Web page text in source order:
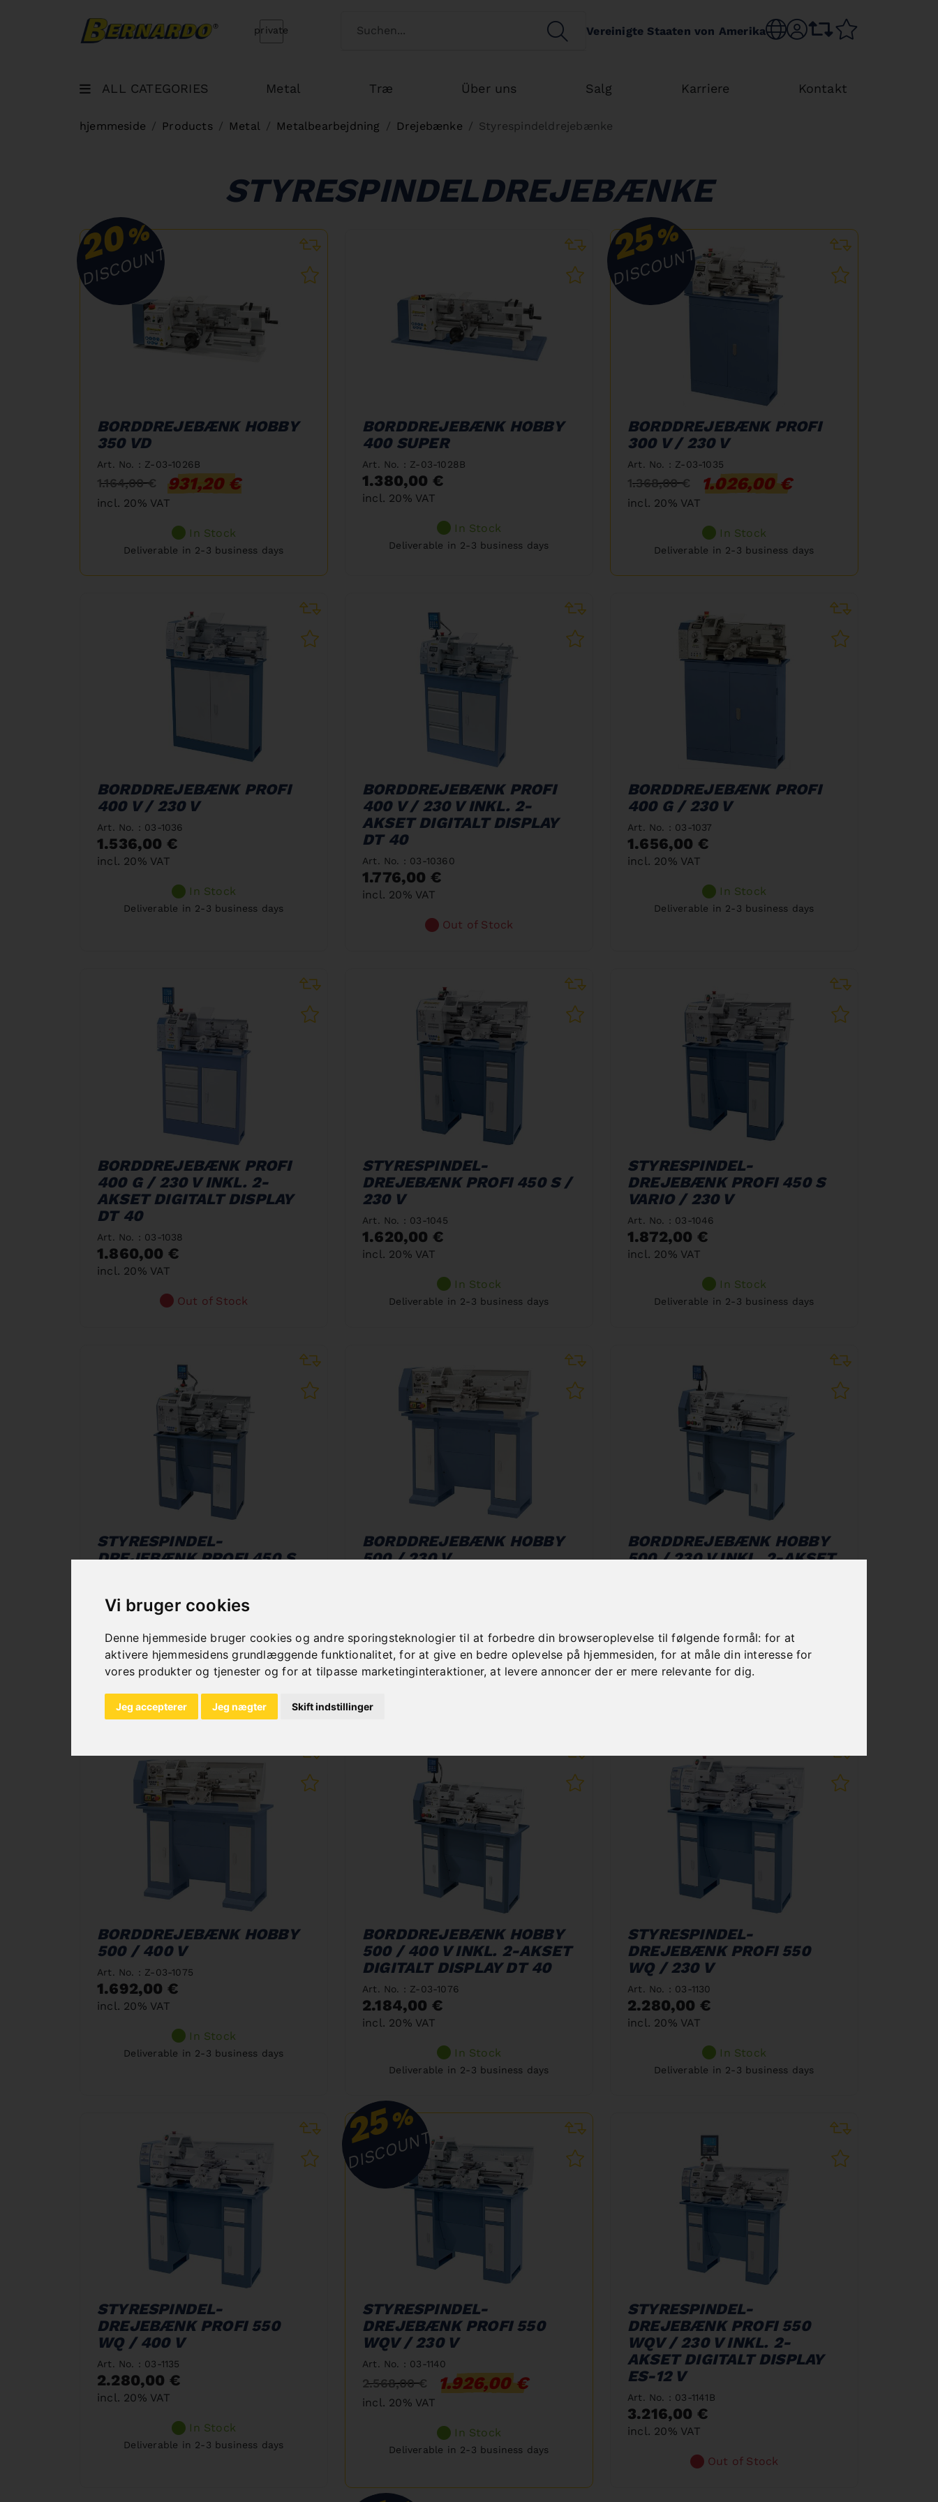
Vi bruger cookies
Denne hjemmeside bruger cookies og andre sporingsteknologier til at forbedre din browseroplevelse til følgende formål: for at
aktivere hjemmesidens grundlæggende funktionalitet,for at give en bedre oplevelse på hjemmesiden, for at måle din interesse for
vores produkter og tjenester og for at tilpasse marketinginteraktioner,at levere annoncer der er mere relevante for dig.
Jeg accepterer Jeg nægter Skift indstillinger
Bernardo Home Switch customertype
private SEARCHVereinigte Staaten von Amerika Choose language
sr.accountcomparison list
ALL CATEGORIES Metal Træ Über uns Salg Karriere Kontakt
hjemmeside Products Metal Metalbearbejdning Drejebænke Styrespindeldrejebænke
STYRESPINDELDREJEBÆNKE
20%
DISCOUNT
BORDDREJEBÆNK HOBBY
350 VD
Art. No. : Z-03-1026B
1.164,00 € 931,20 €
incl. 20% VAT
In Stock
Deliverable in 2-3 business days
BORDDREJEBÆNK HOBBY
400 SUPER
Art. No. : Z-03-1028B
1.380,00 €
incl. 20% VAT
In Stock
Deliverable in 2-3 business days
25%
DISCOUNT
BORDDREJEBÆNK PROFI
300 V / 230 V
Art. No. : Z-03-1035
1.368,00 € 1.026,00 €
incl. 20% VAT
In Stock
Deliverable in 2-3 business days
BORDDREJEBÆNK PROFI
400 V / 230 V
Art. No. : 03-1036
1.536,00 €
incl. 20% VAT
In Stock
Deliverable in 2-3 business days
BORDDREJEBÆNK PROFI
400 V / 230 V INKL. 2-
AKSET DIGITALT DISPLAY
DT 40
Art. No. : 03-10360
1.776,00 €
incl. 20% VAT
Out of Stock
BORDDREJEBÆNK PROFI
400 G / 230 V
Art. No. : 03-1037
1.656,00 €
incl. 20% VAT
In Stock
Deliverable in 2-3 business days
BORDDREJEBÆNK PROFI
400 G / 230 V INKL. 2-
AKSET DIGITALT DISPLAY
DT 40
Art. No. : 03-1038
1.860,00 €
incl. 20% VAT
Out of Stock
STYRESPINDEL-
DREJEBÆNK PROFI 450 S /
230 V
Art. No. : 03-1045
1.620,00 €
incl. 20% VAT
In Stock
Deliverable in 2-3 business days
STYRESPINDEL-
DREJEBÆNK PROFI 450 S
VARIO / 230 V
Art. No. : 03-1046
1.872,00 €
incl. 20% VAT
In Stock
Deliverable in 2-3 business days
STYRESPINDEL-
DREJEBÆNK PROFI 450 S
DT 40
2.184,00 €
incl. 20% VAT
Out of Stock
BORDDREJEBÆNK HOBBY
500 / 230 V
In Stock
Deliverable in 2-3 business days
BORDDREJEBÆNK HOBBY
500 / 230 V INKL. 2-AKSET
incl. 20% VAT
In Stock
Deliverable in 2-3 business days
BORDDREJEBÆNK HOBBY
500 / 400 V
Art. No. : Z-03-1075
1.692,00 €
incl. 20% VAT
In Stock
Deliverable in 2-3 business days
BORDDREJEBÆNK HOBBY
500 / 400 V INKL. 2-AKSET
DIGITALT DISPLAY DT 40
Art. No. : Z-03-1076
2.184,00 €
incl. 20% VAT
In Stock
Deliverable in 2-3 business days
STYRESPINDEL-
DREJEBÆNK PROFI 550
WQ / 230 V
Art. No. : 03-1130
2.280,00 €
incl. 20% VAT
In Stock
Deliverable in 2-3 business days
STYRESPINDEL-
DREJEBÆNK PROFI 550
WQ / 400 V
Art. No. : 03-1135
2.280,00 €
incl. 20% VAT
In Stock
Deliverable in 2-3 business days
25%
DISCOUNT
STYRESPINDEL-
DREJEBÆNK PROFI 550
WQV / 230 V
Art. No. : 03-1140
2.568,00 € 1.926,00 €
incl. 20% VAT
In Stock
Deliverable in 2-3 business days
STYRESPINDEL-
DREJEBÆNK PROFI 550
WQV / 230 V INKL. 2-
AKSET DIGITALT DISPLAY
ES-12 V
Art. No. : 03-1141B
3.216,00 €
incl. 20% VAT
Out of Stock